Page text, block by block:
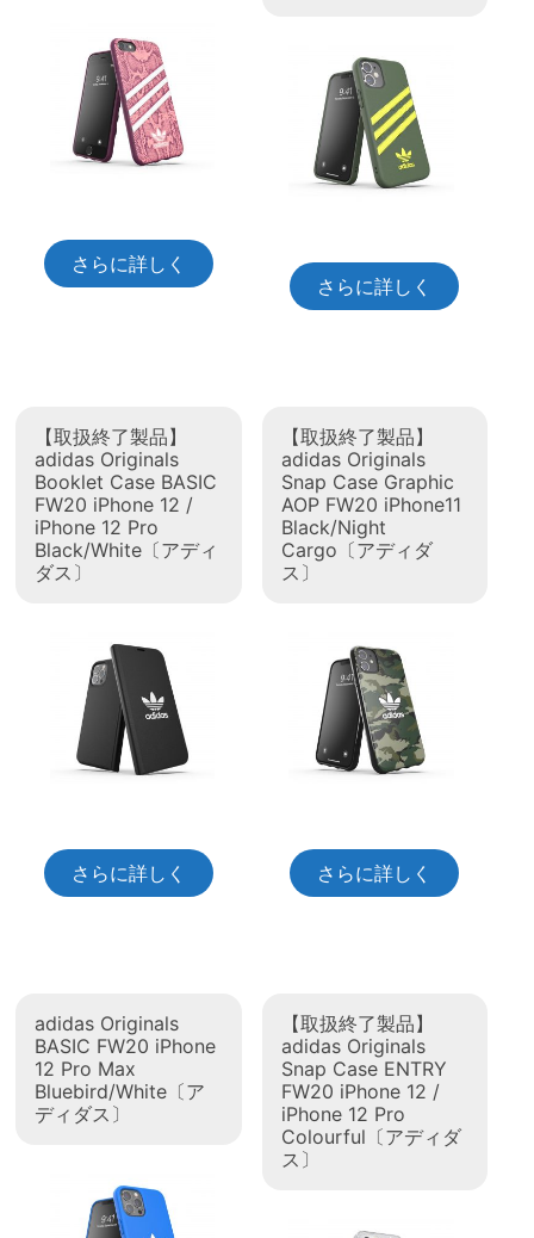
さらに詳しく
さらに詳しく
【取扱終了製品】
adidas Originals
Booklet Case BASIC
FW20 iPhone 12 /
iPhone 12 Pro
Black/White〔アディ
ダス〕
さらに詳しく
【取扱終了製品】
adidas Originals
Snap Case Graphic
AOP FW20 iPhone11
Black/Night
Cargo〔アディダ
ス〕
さらに詳しく
adidas Originals
BASIC FW20 iPhone
12 Pro Max
Bluebird/White〔ア
ディダス〕
【取扱終了製品】
adidas Originals
Snap Case ENTRY
FW20 iPhone 12 /
iPhone 12 Pro
Colourful〔アディダ
ス〕